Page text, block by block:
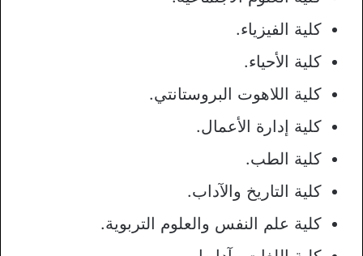
كلية الفيزياء.
كلية الأحياء.
كلية اللاهوت البروستانتي.
كلية إدارة الأعمال.
كلية الطب.
كلية التاريخ والآداب.
كلية علم النفس والعلوم التربوية.